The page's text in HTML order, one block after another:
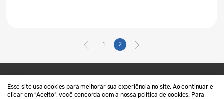
Esse site usa cookies para melhorar sua experiência no site. Ao continuar e
clicar em “Aceito”, você concorda com a nossa política de cookies. Para
1 2
Contato
SAMSUNG.COM